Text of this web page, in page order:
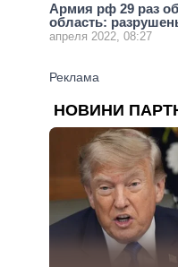
Армия рф 29 раз
область:
апреля 2022, 08:27